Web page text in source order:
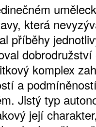
která
příběhy
komplex
a
Jistý typ
její